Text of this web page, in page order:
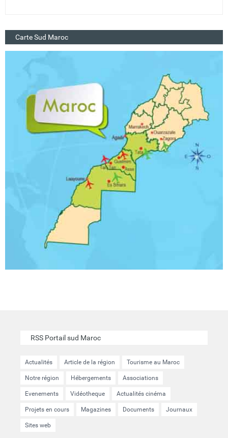
Carte Sud Maroc
RSS Portail sud Maroc
Actualités Article de la région Tourisme au Maroc
Notre région Hébergements Associations
Evenements Vidéotheque Actualités cinéma
Projets en cours Magazines Documents Journaux
Sites web